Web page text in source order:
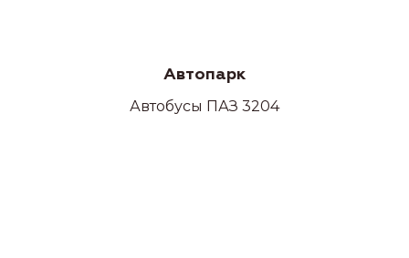
Автопарк
Автобусы ПАЗ 3204